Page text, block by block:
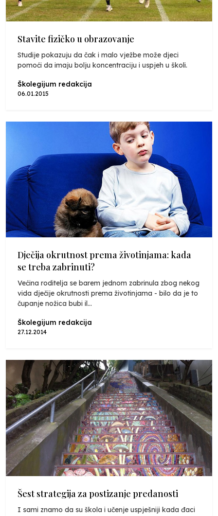
Stavite fizičko u obrazovanje
Studije pokazuju da čak i malo vježbe može djeci
pomoći da imaju bolju koncentraciju i uspjeh u školi.
Školegijum redakcija
06.01.2015
Dječija okrutnost prema životinjama: kada
se treba zabrinuti?
Većina roditelja se barem jednom zabrinula zbog nekog
vida dječije okrutnosti prema životinjama - bilo da je to
čupanje nožica bubi il...
Školegijum redakcija
27.12.2014
Šest strategija za postizanje predanosti
I sami znamo da su škola i učenje uspješniji kada đaci